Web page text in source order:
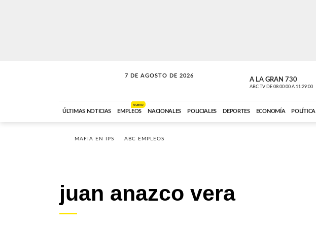
7 DE AGOSTO DE 2026
LA INCONDICIONAL A LA GRAN 730
ABC TV DE 08:00:00 A 11:29:00
ÚLTIMAS NOTICIAS EMPLEOS
NUEVO
NACIONALES POLICIALES DEPORTES ECONOMÍA POLÍTICA
MAFIA EN IPS ABC EMPLEOS
juan anazco vera